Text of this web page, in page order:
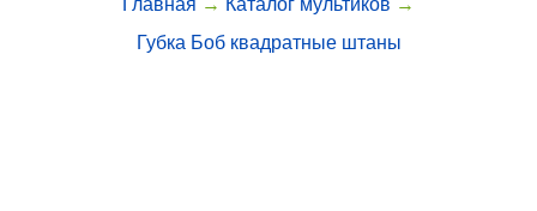
Главная → Каталог мультиков →
Губка Боб квадратные штаны